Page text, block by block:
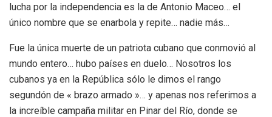
lucha por la independencia es la de Antonio Maceo… el
único nombre que se enarbola y repite… nadie más…
Fue la única muerte de un patriota cubano que conmovió al
mundo entero… hubo países en duelo… Nosotros los
cubanos ya en la República sólo le dimos el rango
segundón de « brazo armado »… y apenas nos referimos a
la increíble campaña militar en Pinar del Río, donde se